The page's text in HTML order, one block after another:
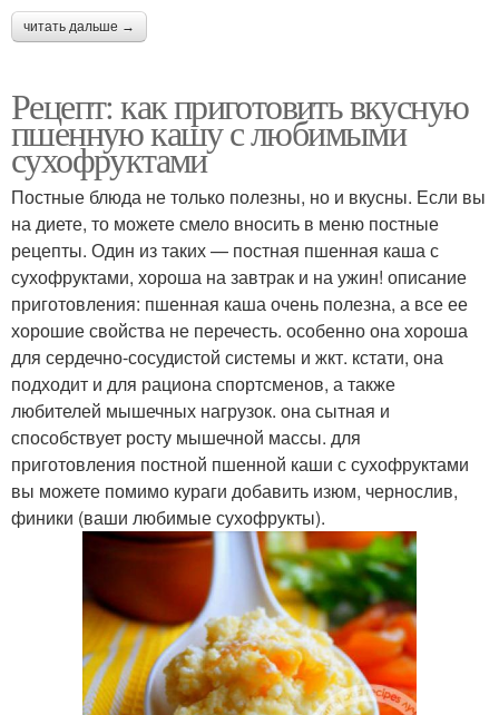
читать дальше →
Рецепт: как приготовить вкусную
пшенную кашу с любимыми
сухофруктами
Постные блюда не только полезны, но и вкусны. Если вы
на диете, то можете смело вносить в меню постные
рецепты. Один из таких — постная пшенная каша с
сухофруктами, хороша на завтрак и на ужин! описание
приготовления: пшенная каша очень полезна, а все ее
хорошие свойства не перечесть. особенно она хороша
для сердечно-сосудистой системы и жкт. кстати, она
подходит и для рациона спортсменов, а также
любителей мышечных нагрузок. она сытная и
способствует росту мышечной массы. для
приготовления постной пшенной каши с сухофруктами
вы можете помимо кураги добавить изюм, чернослив,
финики (ваши любимые сухофрукты).